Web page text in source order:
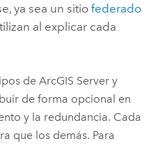
, ya sea un sitiofederado
al explicar cada
de ArcGIS Servery
de forma opcional en
y la redundancia. Cada
que los demás. Para